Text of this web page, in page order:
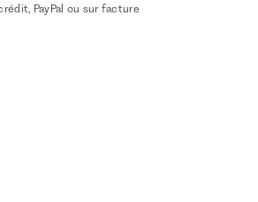
PayPal ou sur facture